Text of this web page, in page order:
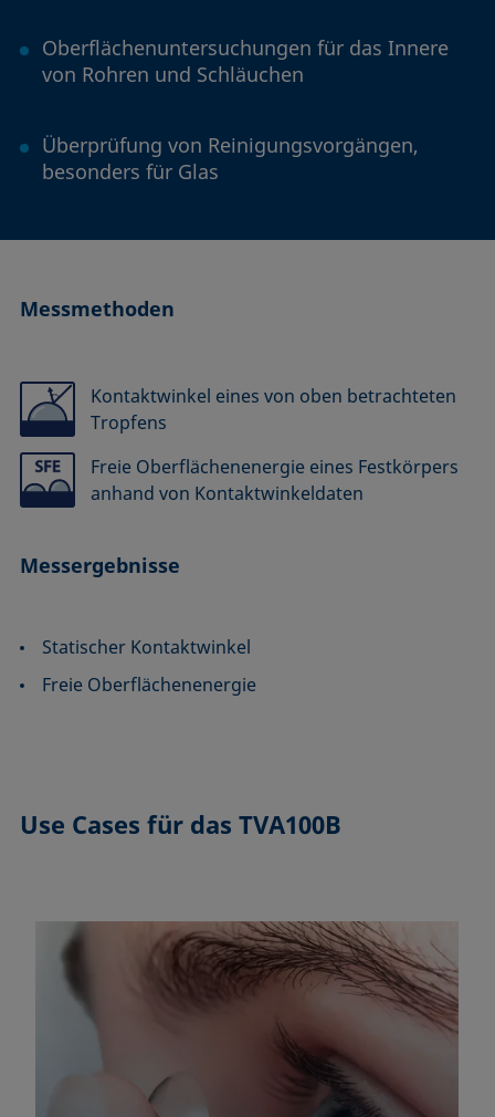
Oberflächenuntersuchungen für das Innere
von Rohren und Schläuchen
Überprüfung von Reinigungsvorgängen,
besonders für Glas
Messmethoden
Kontaktwinkel eines von oben betrachteten
Tropfens
Freie Oberflächenenergie eines Festkörpers
anhand von Kontaktwinkeldaten
Messergebnisse
Statischer Kontaktwinkel
Freie Oberflächenenergie
Use Cases für das TVA100B